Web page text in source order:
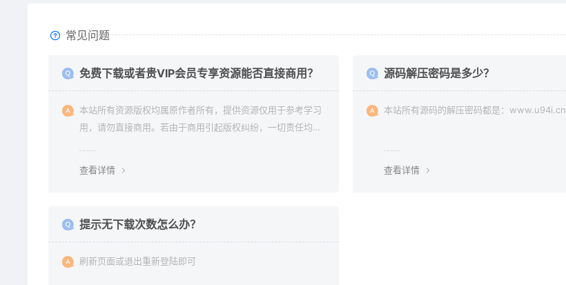
常见问题
免费下载或者贵VIP会员专享资源能否直接商用？
本站所有资源版权均属原作者所有，提供资源仅用于参考学习
用，请勿直接商用。若由于商用引起版权纠纷，一切责任均由
查看详情
源码解压密码是多少？
本站所有源码的解压密码都是：www.u94i.cn
查看详情
提示无下载次数怎么办？
刷新页面或退出重新登陆即可